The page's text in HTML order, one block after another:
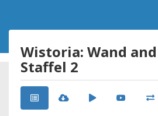
Wistoria: Wand
Staffel 2